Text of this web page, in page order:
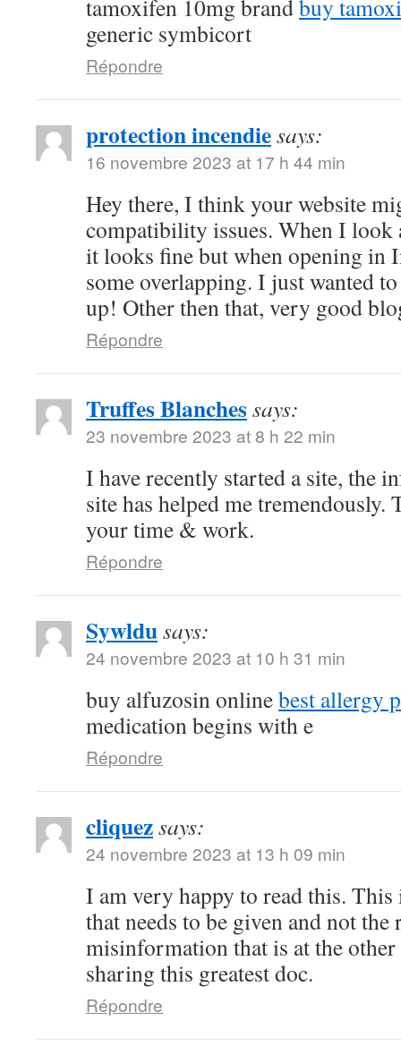
tamoxifen 10mg brandbuy
generic symbicort
Répondre
protection incendiesays:
16 novembre 2023 at 17 h 44 min
Hey there, I think your website
compatibility issues. When I
it looks fine but when opening in
some overlapping. I just wanted
up! Other then that, very good
Répondre
Truffes Blanchessays:
23 novembre 2023 at 8 h 22 min
I have recently started a site, the
site has helped me
your time & work.
Répondre
Sywldusays:
24 novembre 2023 at 10 h 31 min
buy alfuzosin onlinebest allergy
medication begins with e
Répondre
cliquezsays:
24 novembre 2023 at 13 h 09 min
I am very happy to read this.
that needs to be given and not the
misinformation that is at the
sharing this greatest doc.
Répondre